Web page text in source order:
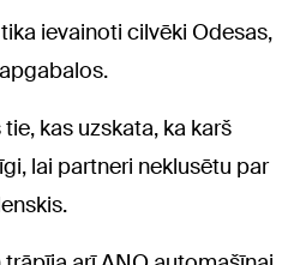
ievainoti cilvēki Odesas,
kas uzskata, ka karš
lai partneri neklusētu par